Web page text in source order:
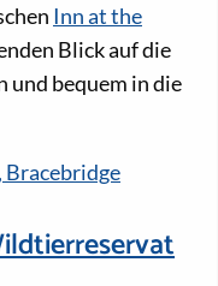
Inn at the
Blick auf die
und bequem in die
Bracebridge